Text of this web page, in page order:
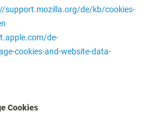
support.mozilla.org/de/kb/cookies-
de-
cookies-and-website-data-
Cookies